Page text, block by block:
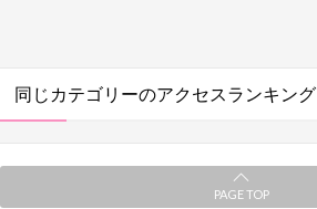
同じカテゴリーのアクセスランキング
PAGE TOP